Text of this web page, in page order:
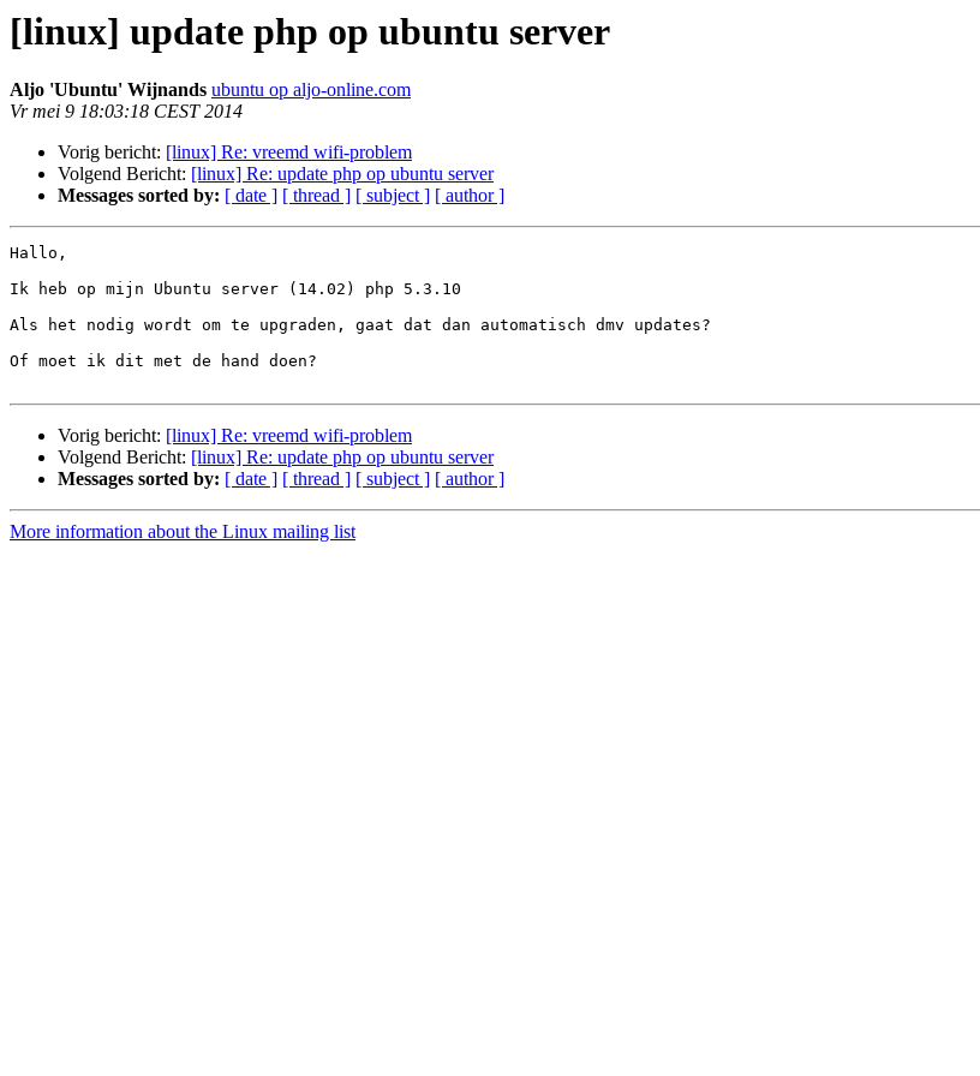
[linux] update php op ubuntu server
Aljo 'Ubuntu' Wijnands ubuntu op aljo-online.com
Vr mei 9 18:03:18 CEST 2014
Vorig bericht: [linux] Re: vreemd wifi-problem
Volgend Bericht: [linux] Re: update php op ubuntu server
Messages sorted by: [ date ] [ thread ] [ subject ] [ author ]
Hallo,
Ik heb op mijn Ubuntu server (14.02) php 5.3.10
Als het nodig wordt om te upgraden, gaat dat dan automatisch dmv updates?
Of moet ik dit met de hand doen?
Vorig bericht: [linux] Re: vreemd wifi-problem
Volgend Bericht: [linux] Re: update php op ubuntu server
Messages sorted by: [ date ] [ thread ] [ subject ] [ author ]
More information about the Linux mailing list